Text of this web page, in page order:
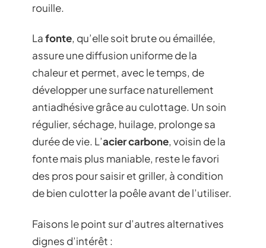
rouille.
Lafonte, qu’elle soit brute ou émaillée,
assure une diffusion uniforme de la
chaleur et permet, avec le temps, de
développer une surface naturellement
antiadhésive grâce au culottage. Un soin
régulier, séchage, huilage, prolonge sa
durée de vie. L’acier carbone, voisin de la
fonte mais plus maniable, reste le favori
des pros pour saisir et griller, à condition
de bien culotter la poêle avant de l’utiliser.
Faisons le point sur d’autres alternatives
dignes d’intérêt :